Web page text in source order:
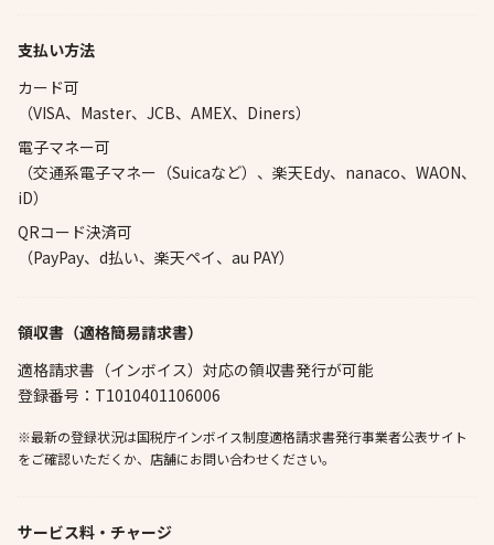
支払い方法
カード可
（VISA、Master、JCB、AMEX、Diners）
電子マネー可
（交通系電子マネー（Suicaなど）、楽天Edy、nanaco、WAON、
iD）
QRコード決済可
（PayPay、d払い、楽天ペイ、au PAY）
領収書（適格簡易請求書）
適格請求書（インボイス）対応の領収書発行が可能
登録番号：T1010401106006
※最新の登録状況は国税庁インボイス制度適格請求書発行事業者公表サイト
をご確認いただくか、店舗にお問い合わせください。
サービス料・チャージ